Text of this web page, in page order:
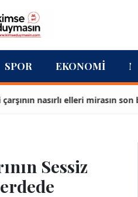
SPOR EKONOMI
nasırlı elleri mirasın son
Sessiz